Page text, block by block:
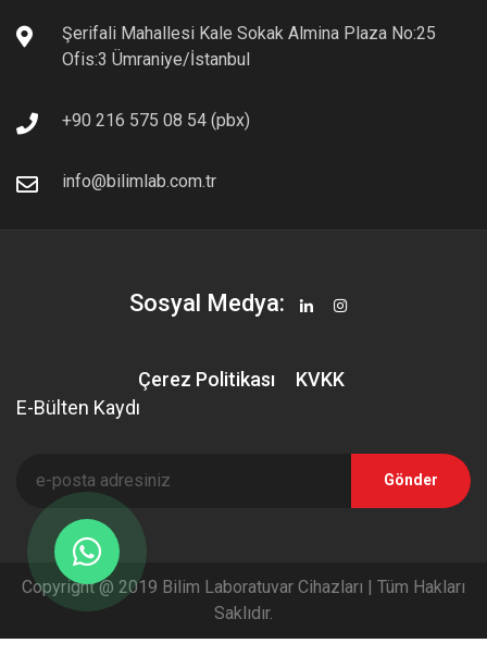
Şerifali Mahallesi Kale Sokak Almina Plaza No:25
Ofis:3 Ümraniye/İstanbul
+90 216 575 08 54 (pbx)
info@bilimlab.com.tr
Sosyal Medya:
Çerez Politikası
KVKK
E-Bülten Kaydı
Gönder
Copyright @ 2019 Bilim Laboratuvar Cihazları | Tüm Hakları
Saklıdır.